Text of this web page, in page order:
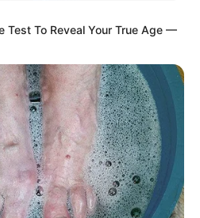
Test To Reveal Your True Age —